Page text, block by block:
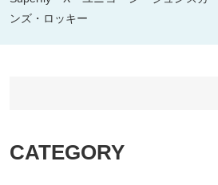
ンズ・ロッキー
CATEGORY